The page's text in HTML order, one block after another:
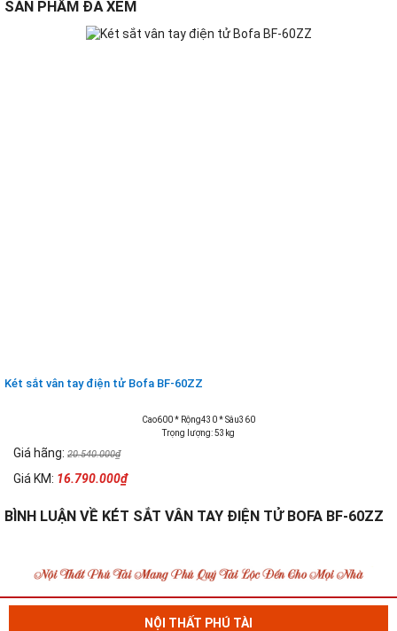
SẢN PHẨM ĐÃ XEM
Két sắt vân tay điện tử Bofa BF-60ZZ
Cao600 * Rộng430 * Sâu360
Trọng lượng: 53kg
Giá hãng: 20.540.000₫
Giá KM: 16.790.000₫
BÌNH LUẬN VỀ KÉT SẮT VÂN TAY ĐIỆN TỬ BOFA BF-60ZZ
NỘI THẤT PHÚ TÀI